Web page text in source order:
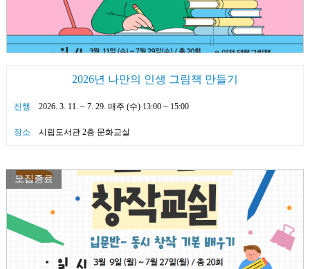
2026년 나만의 인생 그림책 만들기
진행 2026. 3. 11. ~ 7. 29. 매주 (수) 13:00 ~ 15:00
장소 시립도서관 2층 문화교실
모집종료